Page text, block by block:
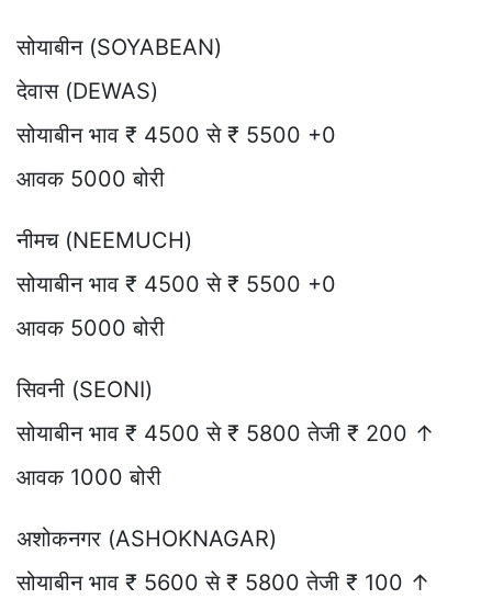
सोयाबीन (SOYABEAN)
देवास (DEWAS)
सोयाबीन भाव ₹ 4500 से ₹ 5500 +0
आवक 5000 बोरी
नीमच (NEEMUCH)
सोयाबीन भाव ₹ 4500 से ₹ 5500 +0
आवक 5000 बोरी
सिवनी (SEONI)
सोयाबीन भाव ₹ 4500 से ₹ 5800 तेजी ₹ 200 ↑
आवक 1000 बोरी
अशोकनगर (ASHOKNAGAR)
सोयाबीन भाव ₹ 5600 से ₹ 5800 तेजी ₹ 100 ↑